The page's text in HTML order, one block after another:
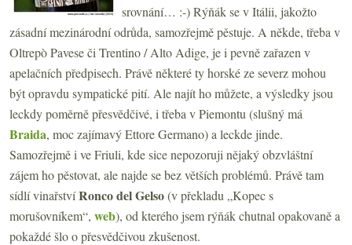
srovnání… :-) Rýňák se v Itálii, jakožto
zásadní mezinárodní odrůda, samozřejmě pěstuje. A někde, třeba v
Oltrepò Pavese či Trentino / Alto Adige, je i pevně zařazen v
apelačních předpisech. Právě některé ty horské ze severz mohou
být opravdu sympatické pití. Ale najít ho můžete, a výsledky jsou
leckdy poměrně přesvědčivé, i třeba v Piemontu (slušný má
Braida, moc zajímavý Ettore Germano) a leckde jinde.
Samozřejmě i ve Friuli, kde sice nepozoruji nějaký obzvláštní
zájem ho pěstovat, ale najde se bez větších problémů. Právě tam
sídlí vinařstvíRonco del Gelso(v překladu „Kopec s
morušovníkem“, web), od kterého jsem rýňák chutnal opakovaně a
pokaždé šlo o přesvědčivou zkušenost.